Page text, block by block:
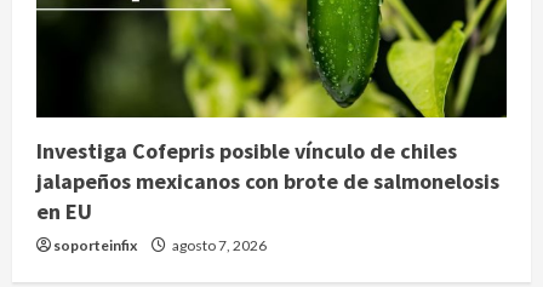
Investiga Cofepris posible vínculo de chiles
jalapeños mexicanos con brote de salmonelosis
en EU
soporteinfix agosto 7, 2026